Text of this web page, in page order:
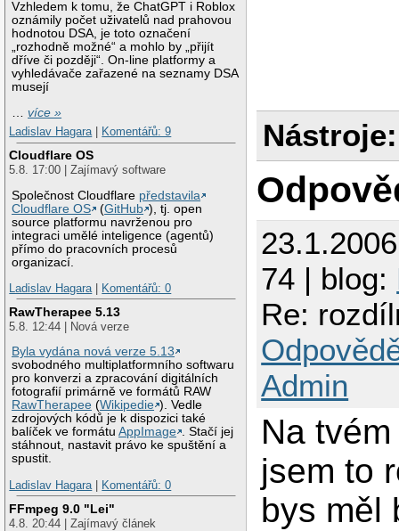
Vzhledem k tomu, že ChatGPT i Roblox
oznámily počet uživatelů nad prahovou
hodnotou DSA, je toto označení
„rozhodně možné“ a mohlo by „přijít
dříve či později“. On-line platformy a
vyhledávače zařazené na seznamy DSA
musejí
…více »
Ladislav Hagara| Komentářů: 9
Cloudflare OS
5.8. 17:00 | Zajímavý software
Společnost Cloudflare představila
Cloudflare OS
(GitHub ), tj. open
source platformu navrženou pro
integraci umělé inteligence (agentů)
přímo do pracovních procesů
organizací.
Ladislav Hagara| Komentářů: 0
RawTherapee 5.13
5.8. 12:44 | Nová verze
Byla vydána nová verze 5.13
svobodného multiplatformního softwaru
pro konverzi a zpracování digitálních
fotografií primárně ve formátů RAW
RawTherapee (Wikipedie ). Vedle
zdrojových kódů je k dispozici také
balíček ve formátuAppImage . Stačí jej
stáhnout, nastavit právo ke spuštění a
spustit.
Ladislav Hagara| Komentářů: 0
FFmpeg 9.0 "Lei"
4.8. 20:44 | Zajímavý článek
Nástroje:
74 | blog:
Re:
Admin
Na
jsem to
bys měl